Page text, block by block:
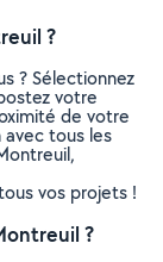
?
? Sélectionnez
votre
de votre
avec tous les
vos projets !
?